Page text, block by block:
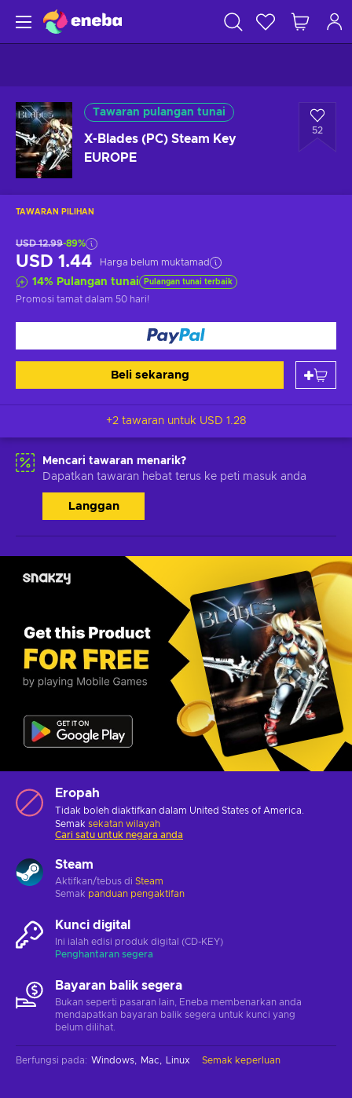
Tawaran pulangan tunai
X-Blades (PC) Steam Key
EUROPE
52
TAWARAN PILIHAN
USD 12.99-89%
USD 1.44 Harga belum muktamad
14% Pulangan tunai Pulangan tunai terbaik
Promosi tamat dalam 50 hari!
Beli sekarang
+2 tawaran untuk USD 1.28
Mencari tawaran menarik?
Dapatkan tawaran hebat terus ke peti masuk anda
Langgan
Eropah
Tidak boleh diaktifkan dalam United States of America.
Semak sekatan wilayah
Cari satu untuk negara anda
Steam
Aktifkan/tebus di Steam
Semak panduan pengaktifan
Kunci digital
Ini ialah edisi produk digital (CD-KEY)
Penghantaran segera
Bayaran balik segera
Bukan seperti pasaran lain, Eneba membenarkan anda
mendapatkan bayaran balik segera untuk kunci yang
belum dilihat.
Berfungsi pada: Windows Mac Linux Semak keperluan